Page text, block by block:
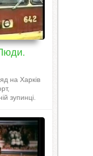
на Харків
зупинці.